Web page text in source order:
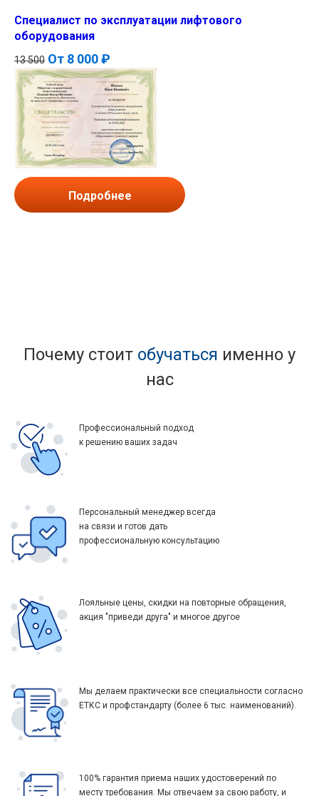
Специалист по эксплуатации лифтового
оборудования
13 500 От 8 000 ₽
Подробнее
Почему стоит обучаться именно у
нас
Профессиональный подход
к решению ваших задач
Персональный менеджер всегда
на связи и готов дать
профессиональную консультацию
Лояльные цены, скидки на повторные обращения,
акция "приведи друга" и многое другое
Мы делаем практически все специальности согласно
ЕТКС и профстандарту (более 6 тыс. наименований).
100% гарантия приема наших удостоверений по
месту требования. Мы отвечаем за свою работу, и